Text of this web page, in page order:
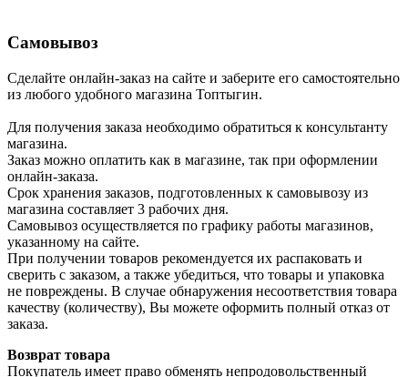
Самовывоз
Сделайте онлайн-заказ на сайте и заберите его самостоятельно
из любого удобного магазина Топтыгин.
Для получения заказа необходимо обратиться к консультанту
магазина.
Заказ можно оплатить как в магазине, так при оформлении
онлайн-заказа.
Срок хранения заказов, подготовленных к самовывозу из
магазина составляет 3 рабочих дня.
Самовывоз осуществляется по графику работы магазинов,
указанному на сайте.
При получении товаров рекомендуется их распаковать и
сверить с заказом, а также убедиться, что товары и упаковка
не повреждены. В случае обнаружения несоответствия товара
качеству (количеству), Вы можете оформить полный отказ от
заказа.
Возврат товара
Покупатель имеет право обменять непродовольственный